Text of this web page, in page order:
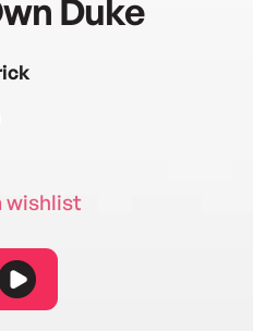
Duke
wishlist